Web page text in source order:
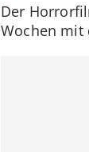
Der
Wochen mit